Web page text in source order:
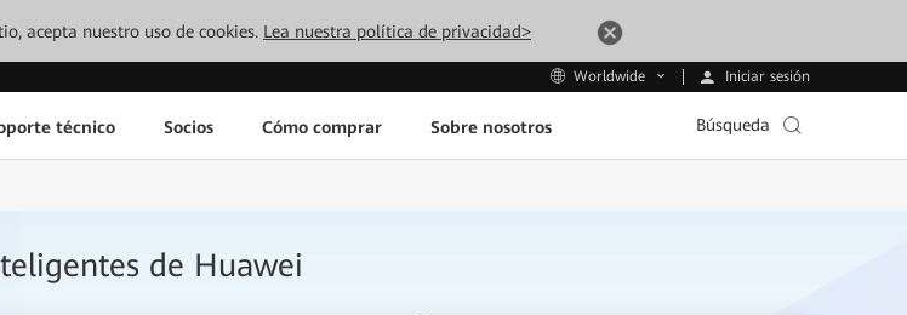
acepta nuestro uso de cookies. Lea nuestra política de privacidad>
Worldwide Iniciar sesión
técnico Socios Cómo comprar Sobre nosotros Búsqueda
de Huawei